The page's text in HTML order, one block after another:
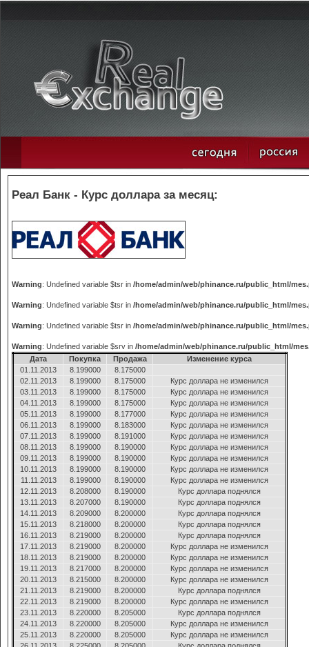
Реал Банк - Курс доллара за месяц:
Warning: Undefined variable $tsr in /home/admin/web/phinance.ru/public_html/
Warning: Undefined variable $tsr in /home/admin/web/phinance.ru/public_html/
Warning: Undefined variable $tsr in /home/admin/web/phinance.ru/public_html/
Warning: Undefined variable $srv in /home/admin/web/phinance.ru/public_html/
Дата
Покупка Продажа
Изменение курса
01.11.2013
8.199000
8.175000
02.11.2013
8.199000 8.175000
Курс доллара не изменился
03.11.2013
8.199000 8.175000
Курс доллара не изменился
04.11.2013
8.199000 8.175000
Курс доллара не изменился
05.11.2013
8.199000 8.177000
Курс доллара не изменился
06.11.2013
8.199000 8.183000
Курс доллара не изменился
07.11.2013
8.199000 8.191000
Курс доллара не изменился
08.11.2013
8.199000 8.190000
Курс доллара не изменился
09.11.2013
8.199000 8.190000
Курс доллара не изменился
10.11.2013
8.199000 8.190000
Курс доллара не изменился
11.11.2013
8.199000 8.190000
Курс доллара не изменился
12.11.2013
8.208000 8.190000
Курс доллара поднялся
13.11.2013
8.207000 8.190000
Курс доллара поднялся
14.11.2013
8.209000 8.200000
Курс доллара поднялся
15.11.2013
8.218000 8.200000
Курс доллара поднялся
16.11.2013
8.219000 8.200000
Курс доллара поднялся
17.11.2013
8.219000 8.200000
Курс доллара не изменился
18.11.2013
8.219000 8.200000
Курс доллара не изменился
19.11.2013
8.217000 8.200000
Курс доллара не изменился
20.11.2013
8.215000 8.200000
Курс доллара не изменился
21.11.2013
8.219000 8.200000
Курс доллара поднялся
22.11.2013
8.219000 8.200000
Курс доллара не изменился
23.11.2013
8.220000 8.205000
Курс доллара поднялся
24.11.2013
8.220000 8.205000
Курс доллара не изменился
25.11.2013
8.220000 8.205000
Курс доллара не изменился